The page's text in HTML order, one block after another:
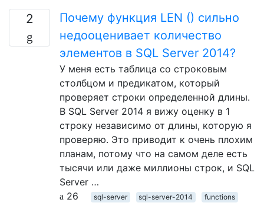
2
Почему функция LEN () сильно
недооценивает количество
элементов в SQL Server 2014?
У меня есть таблица со строковым
столбцом и предикатом, который
проверяет строки определенной длины.
В SQL Server 2014 я вижу оценку в 1
строку независимо от длины, которую я
проверяю. Это приводит к очень плохим
планам, потому что на самом деле есть
тысячи или даже миллионы строк, и SQL
Server …
26
sql-server sql-server-2014
functions